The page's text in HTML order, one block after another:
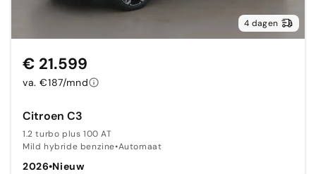
4 dagen
Citroen C3
1.2 turbo plus 100 AT
Mild hybride benzine•Automaat
2026•Nieuw
€ 21.599
va. €187/mnd